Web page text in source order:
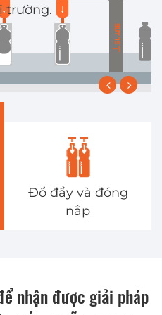
trường.
Đổ đầy và đóng
nắp
nhận được giải pháp